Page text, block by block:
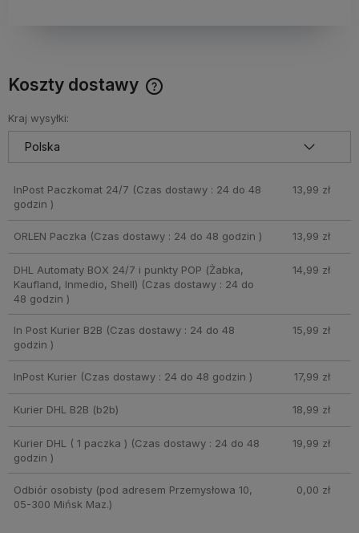
Koszty dostawy
Kraj wysyłki:
InPost Paczkomat 24/7 (Czas dostawy : 24 do 48
godzin )
13,99 zł
ORLEN Paczka (Czas dostawy : 24 do 48 godzin ) 13,99 zł
DHL Automaty BOX 24/7 i punkty POP (Żabka,
Kaufland, Inmedio, Shell) (Czas dostawy : 24 do
48 godzin )
14,99 zł
In Post Kurier B2B (Czas dostawy : 24 do 48
godzin )
15,99 zł
InPost Kurier (Czas dostawy : 24 do 48 godzin ) 17,99 zł
Kurier DHL B2B (b2b) 18,99 zł
Kurier DHL ( 1 paczka ) (Czas dostawy : 24 do 48
godzin )
19,99 zł
Odbiór osobisty (pod adresem Przemysłowa 10,
05-300 Mińsk Maz.)
0,00 zł